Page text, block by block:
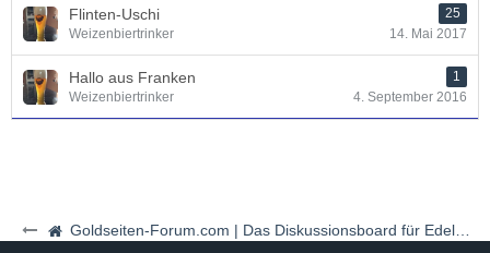
Goldseiten-Forum.com | Das Diskussionsboard für Edelmetalle & Rohstoffe
Flinten-Uschi
25
Weizenbiertrinker
14. Mai 2017
Hallo aus Franken
1
Weizenbiertrinker
4. September 2016